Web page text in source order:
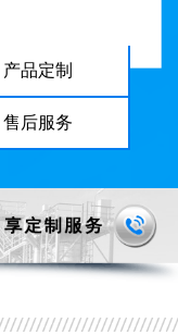
产品定制
售后服务